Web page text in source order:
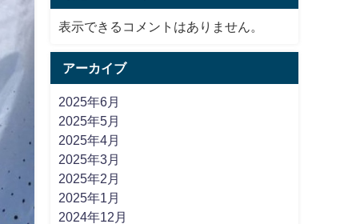
表示できるコメントはありません。
アーカイブ
2025年6月
2025年5月
2025年4月
2025年3月
2025年2月
2025年1月
2024年12月